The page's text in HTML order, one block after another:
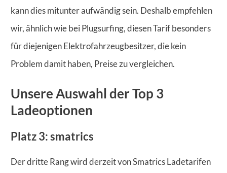
kann dies mitunter aufwändig sein. Deshalb empfehlen
wir, ähnlich wie bei Plugsurfing, diesen Tarif besonders
für diejenigen Elektrofahrzeugbesitzer, die kein
Problem damit haben, Preise zu vergleichen.
Unsere Auswahl der Top 3
Ladeoptionen
Platz 3: smatrics
Der dritte Rang wird derzeit von Smatrics Ladetarifen